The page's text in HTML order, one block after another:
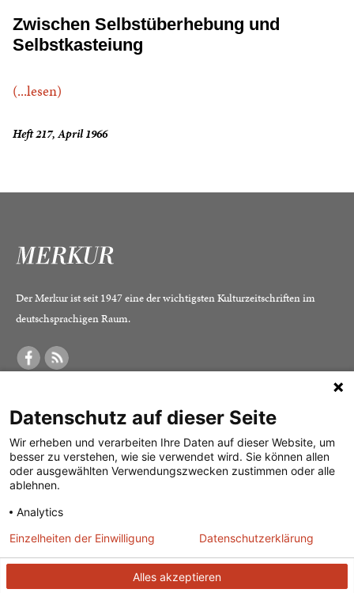
Zwischen Selbstüberhebung und
Selbstkasteiung
(...lesen)
Heft 217, April 1966
Der Merkur ist seit 1947 eine der wichtigsten Kulturzeitschriften im
deutschsprachigen Raum.
Was ist der Merkur?
Herausgeber /
Redaktion
Verlag
Alle Abos im Überblick
Print-Abo
Digital-Abo
Abo kündigen
Vertrag widerrufen
Impressum
Datenschutz
Mediadaten
Datenschutz auf dieser Seite
Wir erheben und verarbeiten Ihre Daten auf dieser Website, um
besser zu verstehen, wie sie verwendet wird. Sie können allen
oder ausgewählten Verwendungszwecken zustimmen oder alle
ablehnen.
Analytics
Alles akzeptieren
Einzelheiten der Einwilligung Datenschutzerklärung